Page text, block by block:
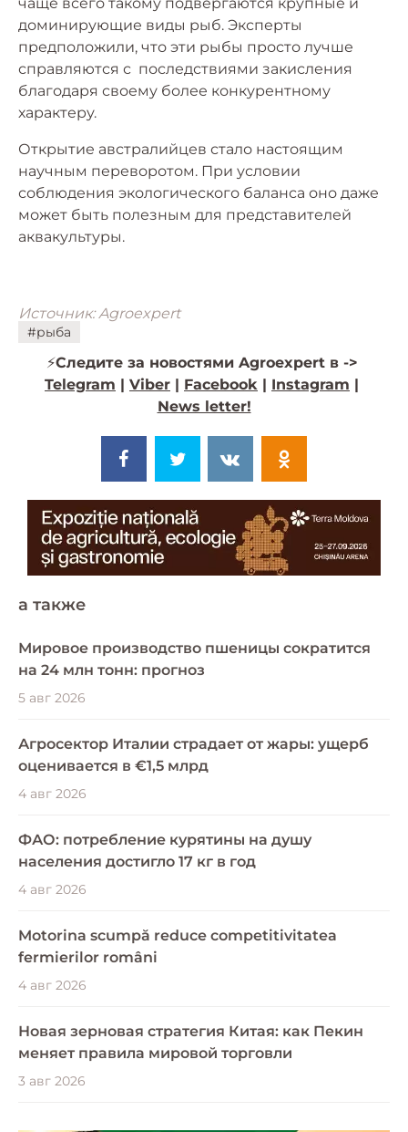
чаще всего такому подвергаются крупные и
доминирующие виды рыб. Эксперты
предположили, что эти рыбы просто лучше
справляются с последствиями закисления
благодаря своему более конкурентному
характеру.
Открытие австралийцев стало настоящим
научным переворотом. При условии
соблюдения экологического баланса оно даже
может быть полезным для представителей
аквакультуры.
Источник: Agroexpert
#рыба
⚡️Следите за новостями Agroexpert в ->
Telegram
Viber Facebook Instagram
News letter!
a также
Мировое производство пшеницы сократится
на 24 млн тонн: прогноз
5 авг 2026
Агросектор Италии страдает от жары: ущерб
оценивается в €1,5 млрд
4 авг 2026
ФАО: потребление курятины на душу
населения достигло 17 кг в год
4 авг 2026
Motorina scumpă reduce competitivitatea
fermierilor români
4 авг 2026
Новая зерновая стратегия Китая: как Пекин
меняет правила мировой торговли
3 авг 2026